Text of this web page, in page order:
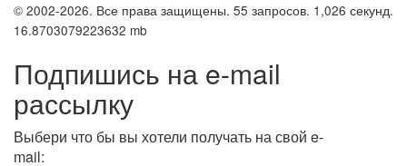
© 2002-2026. Все права защищены. 55 запросов. 1,026 секунд.
16.8703079223632 mb
Подпишись на e-mail
рассылку
Выбери что бы вы хотели получать на свой e-
mail: